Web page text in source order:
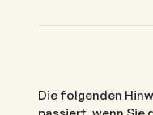
Die folgenden